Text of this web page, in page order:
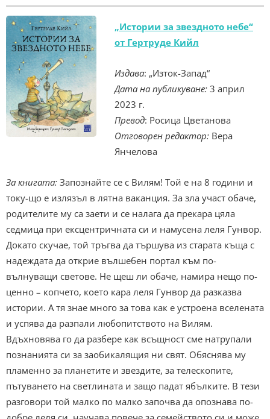
„Истории за звездното небе“
от Гертруде Кийл
Издава: „Изток-Запад“
Дата на публикуване: 3 април
2023 г.
Превод: Росица Цветанова
Отговорен редактор: Вера
Янчелова
За книгата: Запознайте се с Вилям! Той е на 8 години и
току-що е излязъл в лятна ваканция. За зла участ обаче,
родителите му са заети и се налага да прекара цяла
седмица при ексцентричната си и намусена леля Гунвор.
Докато скучае, той тръгва да тършува из старата къща с
надеждата да открие вълшебен портал към по-
вълнуващи светове. Не щеш ли обаче, намира нещо по-
ценно – копчето, което кара леля Гунвор да разказва
истории. А тя знае много за това как е устроена вселената
и успява да разпали любопитството на Вилям.
Вдъхновява го да разбере как всъщност сме натрупали
познанията си за заобикалящия ни свят. Обяснява му
пламенно за планетите и звездите, за телескопите,
пътуването на светлината и защо падат ябълките. В тези
разговори той малко по малко започва да опознава по-